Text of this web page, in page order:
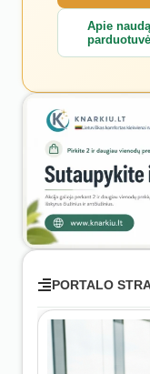
Apie naudą
PORTALO